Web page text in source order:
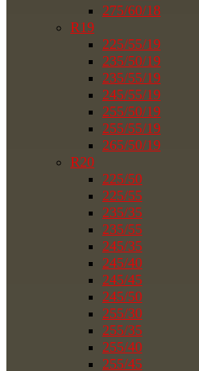
275/60/18
R19
225/55/19
235/50/19
235/55/19
245/55/19
255/50/19
255/55/19
265/50/19
R20
225/50
225/55
235/35
235/55
245/35
245/40
245/45
245/50
255/30
255/35
255/40
255/45